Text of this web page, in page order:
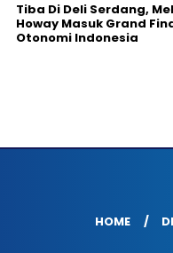
Tiba Di Deli Serdang,
Howay Masuk Grand
Otonomi Indonesia
HOME